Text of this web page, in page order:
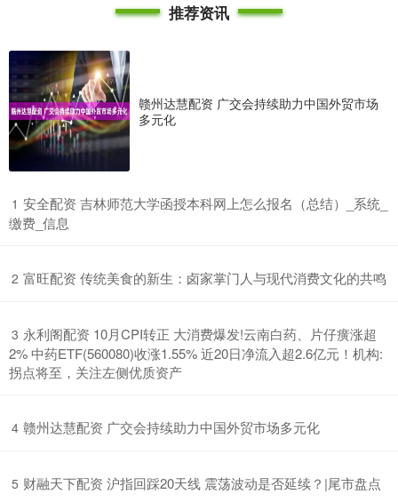
推荐资讯
赣州达慧配资 广交会持续助力中国外贸市场
多元化
1 ​安全配资 吉林师范大学函授本科网上怎么报名（总结）_系统_
缴费_信息
2 ​富旺配资 传统美食的新生：卤家掌门人与现代消费文化的共鸣
3 ​永利阁配资 10月CPI转正 大消费爆发!云南白药、片仔癀涨超
2% 中药ETF(560080)收涨1.55% 近20日净流入超2.6亿元！机构:
拐点将至，关注左侧优质资产
4 ​赣州达慧配资 广交会持续助力中国外贸市场多元化
5 ​财融天下配资 沪指回踩20天线 震荡波动是否延续？|尾市盘点